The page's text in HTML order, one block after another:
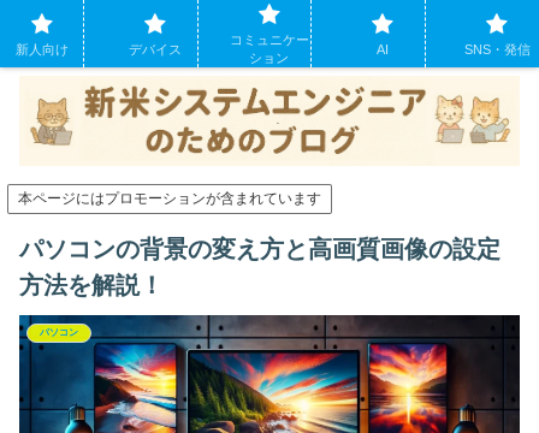
システムエンジニアになったばかりの方のために。現場でよくあるパソコンの
トラブルも
本ページにはプロモーションが含まれています
パソコンの背景の変え方と高画質画像の設定
方法を解説！
パソコン
新人向け デバイス
コミュニケー
ション
AI SNS・発信